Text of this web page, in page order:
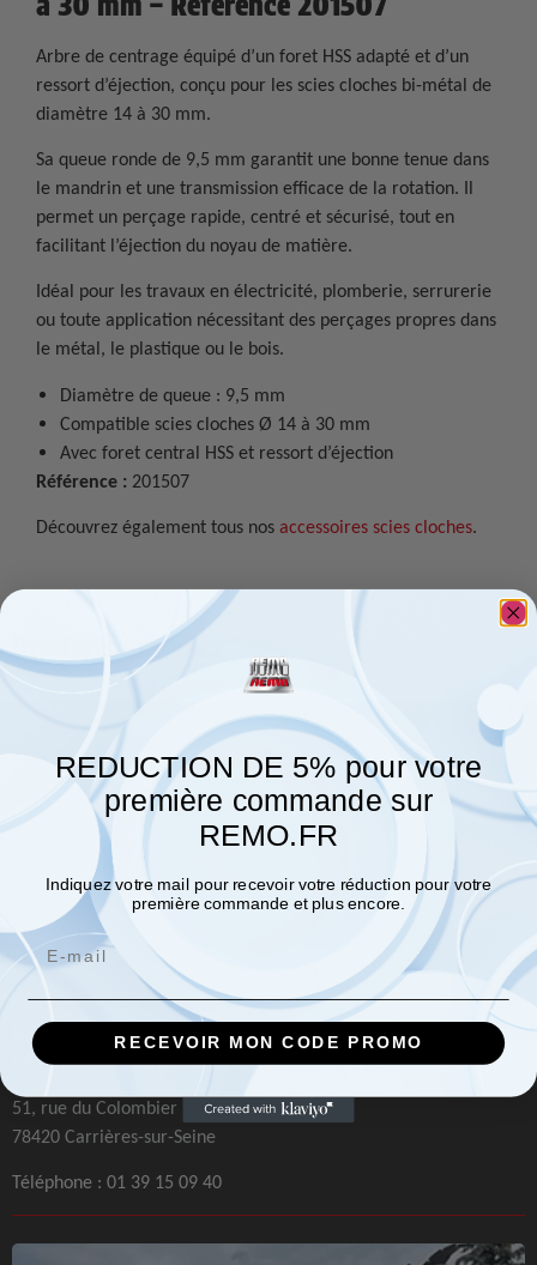
Arbre de centrage équipé d’un foret HSS adapté et d’un
ressort d’éjection, conçu pour les scies cloches bi-métal de
diamètre 14 à 30 mm.
Sa queue ronde de 9,5 mm garantit une bonne tenue dans
le mandrin et une transmission efficace de la rotation. Il
permet un perçage rapide, centré et sécurisé, tout en
facilitant l’éjection du noyau de matière.
Idéal pour les travaux en électricité, plomberie, serrurerie
ou toute application nécessitant des perçages propres dans
le métal, le plastique ou le bois.
Diamètre de queue : 9,5 mm
Compatible scies cloches Ø 14 à 30 mm
Avec foret central HSS et ressort d’éjection
Référence : 201507
Découvrez également tous nos accessoires scies cloches.
Produits associés
REMO Paris
Machines et Outillages
51, rue du Colombier
78420 Carrières-sur-Seine
Téléphone : 01 39 15 09 40
REDUCTION DE 5% pour votre
première commande sur
REMO.FR
Indiquez votre mail pour recevoir votre réduction pour votre
première commande et plus encore.
Email
RECEVOIR MON CODE PROMO